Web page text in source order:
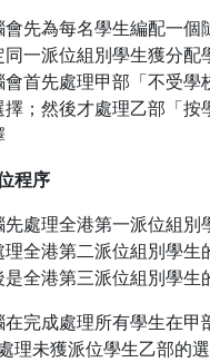
會先為每名學生編配一個
同一派位組別學生獲分配
會首先處理甲部「不受學
擇；然後才處理乙部「按
程序
先處理全港第一派位組別
理全港第二派位組別學生
是全港第三派位組別學生
成處理所有學生在甲
理未獲派位學生乙部的